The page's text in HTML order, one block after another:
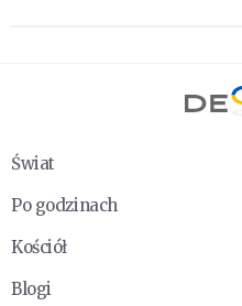
Świat
Po godzinach
Kościół
Blogi